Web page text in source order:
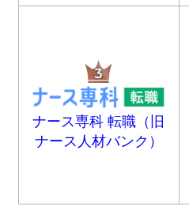
ナース専科 転職（旧
ナース人材バンク）